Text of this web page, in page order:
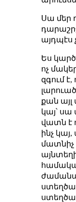
Սա մեր
այդպէս
Ես
ոչ
զգում
քան
կայ՝
վատն է
ինչ
մատնիչ